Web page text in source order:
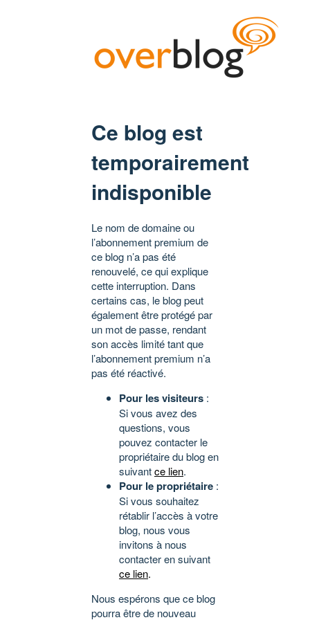
Ce blog est
temporairement
indisponible
Le nom de domaine ou
l’abonnement premium de
ce blog n’a pas été
renouvelé, ce qui explique
cette interruption. Dans
certains cas, le blog peut
également être protégé par
un mot de passe, rendant
son accès limité tant que
l’abonnement premium n’a
pas été réactivé.
Pour les visiteurs :
Si vous avez des
questions, vous
pouvez contacter le
propriétaire du blog en
suivantce lien.
Pour le propriétaire :
Si vous souhaitez
rétablir l’accès à votre
blog, nous vous
invitons à nous
contacter en suivant
ce lien.
Nous espérons que ce blog
pourra être de nouveau